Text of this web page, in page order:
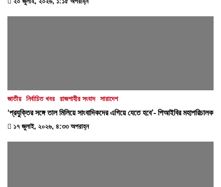
জাতীয় নির্বাচিত খবর রাজশাহীর সংবাদ সারাদেশ
‘প্রযুক্তির সঙ্গে তাল মিলিয়ে সাংবাদিকদের এগিয়ে যেতে হবে’- পিআইবির মহাপরিচালক
১৭ জুলাই, ২০২৬, ৪:৩৩ অপরাহ্ন